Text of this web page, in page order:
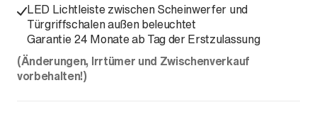
LED Lichtleiste zwischen Scheinwerfer und
Türgriffschalen außen beleuchtet
Garantie 24 Monate ab Tag der Erstzulassung
(Änderungen, Irrtümer und Zwischenverkauf
vorbehalten!)